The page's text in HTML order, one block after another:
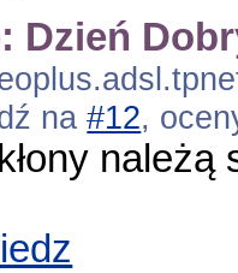
Dzień
na#12,
należą